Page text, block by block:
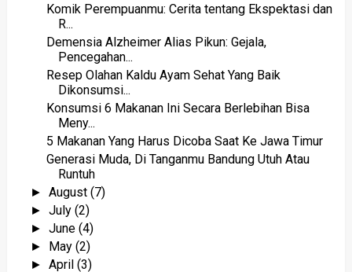
Komik Perempuanmu: Cerita tentang Ekspektasi dan
R...
Demensia Alzheimer Alias Pikun: Gejala,
Pencegahan...
Resep Olahan Kaldu Ayam Sehat Yang Baik
Dikonsumsi...
Konsumsi 6 Makanan Ini Secara Berlebihan Bisa
Meny...
5 Makanan Yang Harus Dicoba Saat Ke Jawa Timur
Generasi Muda, Di Tanganmu Bandung Utuh Atau
Runtuh
►August(7)
►July(2)
►June(4)
► May(2)
►April(3)